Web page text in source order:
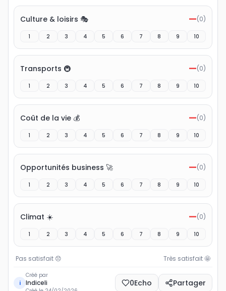
Culture & loisirs 🎭 —(0)
1 2 3 4 5 6 7 8 9 10
Transports 🚇 —(0)
1 2 3 4 5 6 7 8 9 10
Coût de la vie 💰 —(0)
1 2 3 4 5 6 7 8 9 10
Opportunités business 🚀 —(0)
1 2 3 4 5 6 7 8 9 10
Climat ☀️ —(0)
1 2 3 4 5 6 7 8 9 10
Pas satisfait 😞 Très satisfait🤩
i
Créé par
Indiceli 0Echo Partager